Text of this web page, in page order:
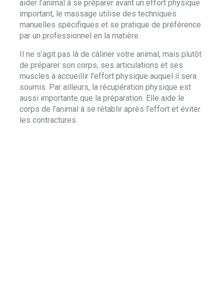
aider l’animal à se préparer avant un effort physique
important, le massage utilise des techniques
manuelles spécifiques et se pratique de préférence
par un professionnel en la matière.
Il ne s’agit pas là de câliner votre animal, mais plutôt
de préparer son corps, ses articulations et ses
muscles à accueillir l’effort physique auquel il sera
soumis. Par ailleurs, la récupération physique est
aussi importante que la préparation. Elle aide le
corps de l’animal à se rétablir après l’effort et éviter
les contractures.